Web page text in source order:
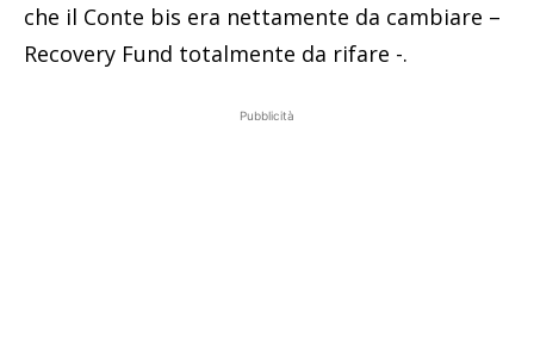
che il Conte bis era nettamente da cambiare –
Recovery Fund totalmente da rifare -.
Pubblicità